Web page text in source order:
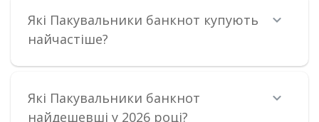
Які Пакувальники банкнот купують
найчастіше?
Які Пакувальники банкнот
найдешевші у 2026 році?